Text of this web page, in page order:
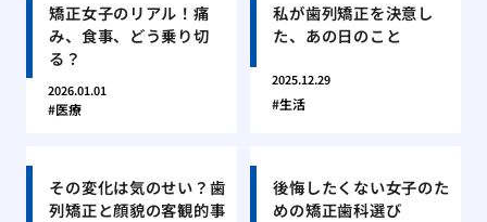
矯正女子のリアル！痛
み、食事、どう乗り切
る？
2026.01.01
医療
私が歯列矯正を決意し
た、あの日のこと
2025.12.29
生活
その変化は気のせい？歯
列矯正と顔貌の客観的事
後悔したくない女子のた
めの矯正歯科選び